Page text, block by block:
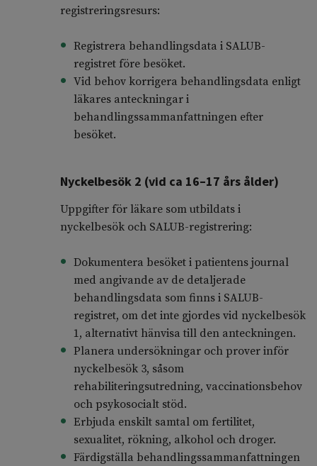
registreringsresurs:
Registrera behandlingsdata i SALUB-
registret före besöket.
Vid behov korrigera behandlingsdata enligt
läkares anteckningar i
behandlingssammanfattningen efter
besöket.
Nyckelbesök 2 (vid ca 16–17 års ålder)
Uppgifter för läkare som utbildats i
nyckelbesök och SALUB-registrering:
Dokumentera besöket i patientens journal
med angivande av de detaljerade
behandlingsdata som finns i SALUB-
registret, om det inte gjordes vid nyckelbesök
1, alternativt hänvisa till den anteckningen.
Planera undersökningar och prover inför
nyckelbesök 3, såsom
rehabiliteringsutredning, vaccinationsbehov
och psykosocialt stöd.
Erbjuda enskilt samtal om fertilitet,
sexualitet, rökning, alkohol och droger.
Färdigställa behandlingssammanfattningen